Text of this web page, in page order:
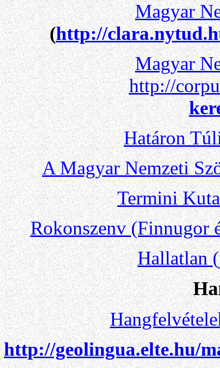
Magyar
(http://
Magyar
http://
Határon
A Magyar Nemzeti
Termini
Rokonszenv (Finnugor
Hallatlan
http://geolingua.elte.hu/